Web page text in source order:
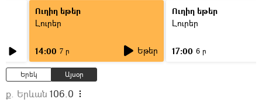
Ուղիղ եթեր
Լուրեր
14:00 7 ր Եթեր
Ուղիղ եթեր
Լուրեր
17:00 6 ր
Երեկ Այսօր
ք. Երևան 106.0